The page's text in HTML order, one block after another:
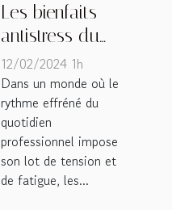
Les bienfaits
antistress du
massage
Kobido pour les
professionnels
surmenés
12/02/2024 1h
Dans un monde où le
rythme effréné du
quotidien
professionnel impose
son lot de tension et
de fatigue, les...